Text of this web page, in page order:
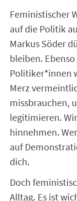
Feministischer
auf die Politik
Markus Söder
bleiben.
Politiker*innen
Merz
missbrauchen,
legitimieren.
hinnehmen.
auf
dich.
Doch
Alltag. Es ist